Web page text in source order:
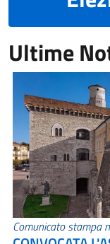
Ultime
Comunicato